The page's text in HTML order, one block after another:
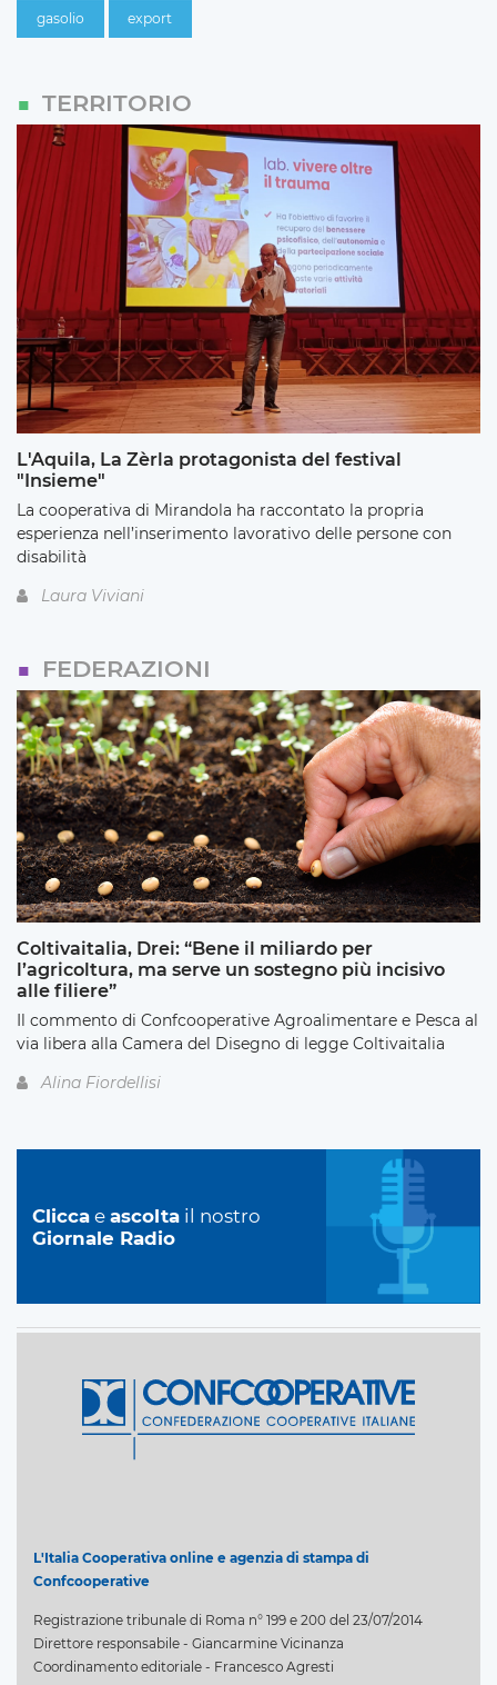
gasolio export
TERRITORIO
L'Aquila, La Zèrla protagonista del festival
"Insieme"
La cooperativa di Mirandola ha raccontato la propria
esperienza nell’inserimento lavorativo delle persone con
disabilità
Laura Viviani
FEDERAZIONI
Coltivaitalia, Drei: “Bene il miliardo per
l’agricoltura, ma serve un sostegno più incisivo
alle filiere”
Il commento di Confcooperative Agroalimentare e Pesca al
via libera alla Camera del Disegno di legge Coltivaitalia
Alina Fiordellisi
Clicca e ascolta il nostro
Giornale Radio
L'Italia Cooperativa online e agenzia di stampa di
Confcooperative
Registrazione tribunale di Roma n° 199 e 200 del 23/07/2014
Direttore responsabile - Giancarmine Vicinanza
Coordinamento editoriale - Francesco Agresti